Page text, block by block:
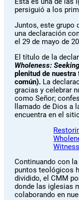
persiguió a los
Juntos, este grupo
una declaración
el 29 de mayo de
El título de la
Wholeness:
plenitud de
común). La
gracias y celebrar
como Señor;
llamado de Dios a
encuentra en el
Witness
Continuando con la
puntos teológicos
dividido, el CMM
donde las iglesias
colaborando en